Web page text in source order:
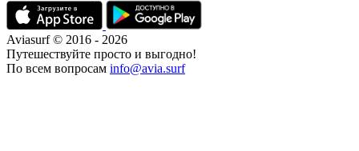
Aviasurf © 2016 - 2026
Путешествуйте просто и выгодно!
По всем вопросам info@avia.surf